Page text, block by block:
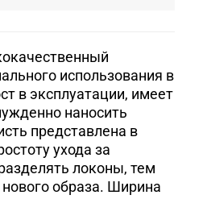
использования в
в эксплуатации, имеет
наносить
представлена в
ухода за
локоны, тем
образа. Ширина